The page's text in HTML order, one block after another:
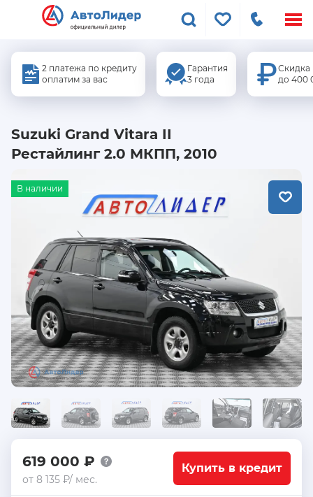
2 платежа по кредиту
оплатим за вас
Гарантия
3 года
Скидка
до 400
Suzuki Grand Vitara II
Рестайлинг 2.0 МКПП, 2010
В наличии
619 000 ₽
от 8 135 ₽/ мес.
Купить в кредит